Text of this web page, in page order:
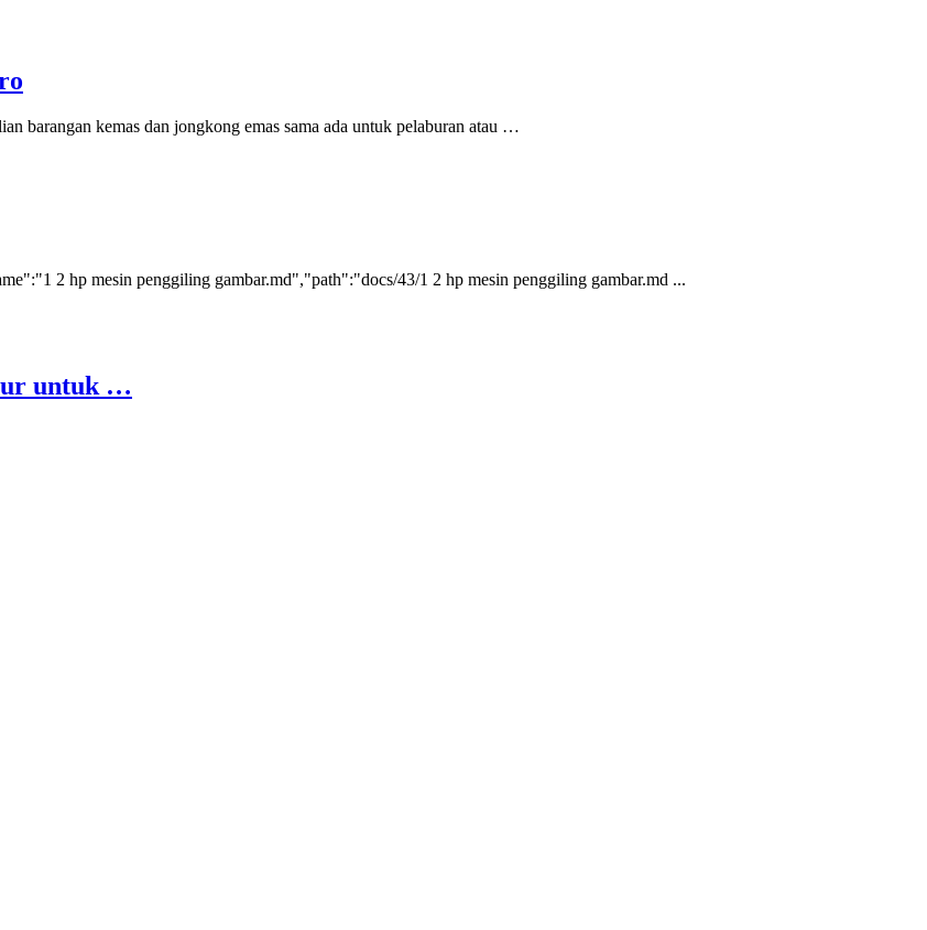
barangan kemas dan jongkong emas sama ada untuk pelaburan atau …
2 hp mesin penggiling gambar.md","path":"docs/43/1 2 hp mesin penggiling gambar.md ...
untuk …